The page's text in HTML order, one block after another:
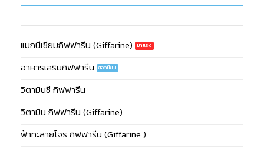
แมกนีเซียมกิฟฟารีน (Giffarine)
อาหารเสริมกิฟฟารีน
วิตามินซี กิฟฟารีน
วิตามิน กิฟฟารีน (Giffarine)
ฟ้าทะลายโจร กิฟฟารีน (Giffarine )